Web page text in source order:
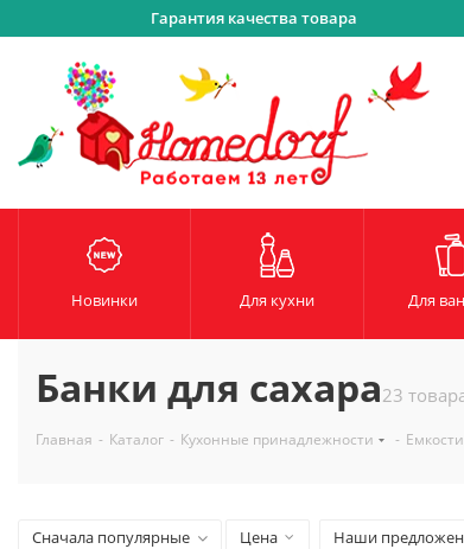
Гарантия качества товара
Новинки Для кухни Для
Банки для сахара23
Главная - Каталог - Кухонные принадлежности -
Сначала популярные Цена Наши